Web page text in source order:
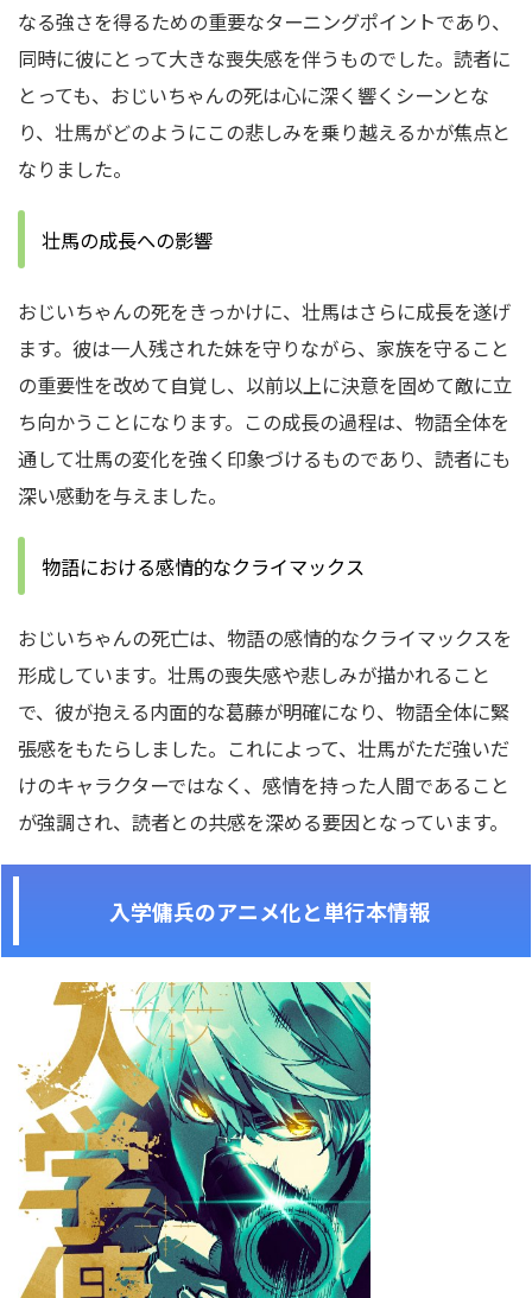
なる強さを得るための重要なターニングポイントであり、
同時に彼にとって大きな喪失感を伴うものでした。読者に
とっても、おじいちゃんの死は心に深く響くシーンとな
り、壮馬がどのようにこの悲しみを乗り越えるかが焦点と
なりました。
壮馬の成長への影響
おじいちゃんの死をきっかけに、壮馬はさらに成長を遂げ
ます。彼は一人残された妹を守りながら、家族を守ること
の重要性を改めて自覚し、以前以上に決意を固めて敵に立
ち向かうことになります。この成長の過程は、物語全体を
通して壮馬の変化を強く印象づけるものであり、読者にも
深い感動を与えました。
物語における感情的なクライマックス
おじいちゃんの死亡は、物語の感情的なクライマックスを
形成しています。壮馬の喪失感や悲しみが描かれること
で、彼が抱える内面的な葛藤が明確になり、物語全体に緊
張感をもたらしました。これによって、壮馬がただ強いだ
けのキャラクターではなく、感情を持った人間であること
が強調され、読者との共感を深める要因となっています。
入学傭兵のアニメ化と単行本情報